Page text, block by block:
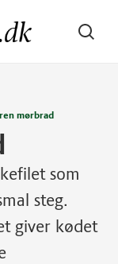
Søg
mørbrad
som
steg.
giver kødet